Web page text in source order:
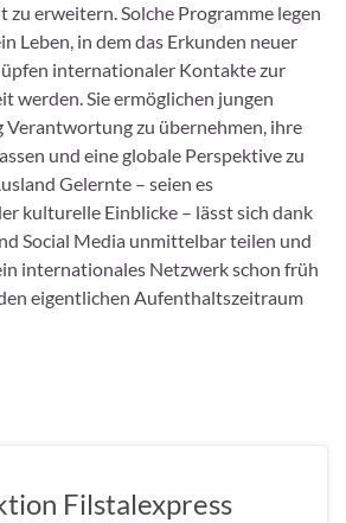
zu erweitern. Solche Programme legen
Leben, in dem das Erkunden neuer
internationaler Kontakte zur
werden. Sie ermöglichen jungen
Verantwortung zu übernehmen, ihre
und eine globale Perspektive zu
Gelernte – seien es
kulturelle Einblicke – lässt sich dank
Social Media unmittelbar teilen und
internationales Netzwerk schon früh
eigentlichen Aufenthaltszeitraum
Filstalexpress